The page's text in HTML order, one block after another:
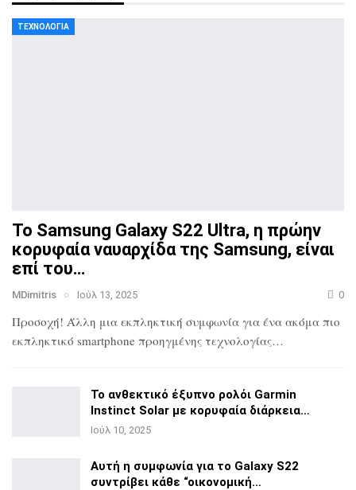
ΤΕΧΝΟΛΟΓΊΑ
Το Samsung Galaxy S22 Ultra, η πρώην
κορυφαία ναυαρχίδατης Samsung, είναι
επί του…
MDimitris Ιούλ 13, 2025 0
Προσοχή! Άλλη μια εκπληκτική συμφωνία για ένα ακόμα πιο
εκπληκτικό smartphone προηγμένης τεχνολογίας…
Το ανθεκτικό έξυπνο ρολόι Garmin
Instinct Solar με κορυφαία διάρκεια…
Ιούλ 10, 2025
Αυτή η συμφωνία για το Galaxy S22
συντρίβει κάθε “οικονομική…